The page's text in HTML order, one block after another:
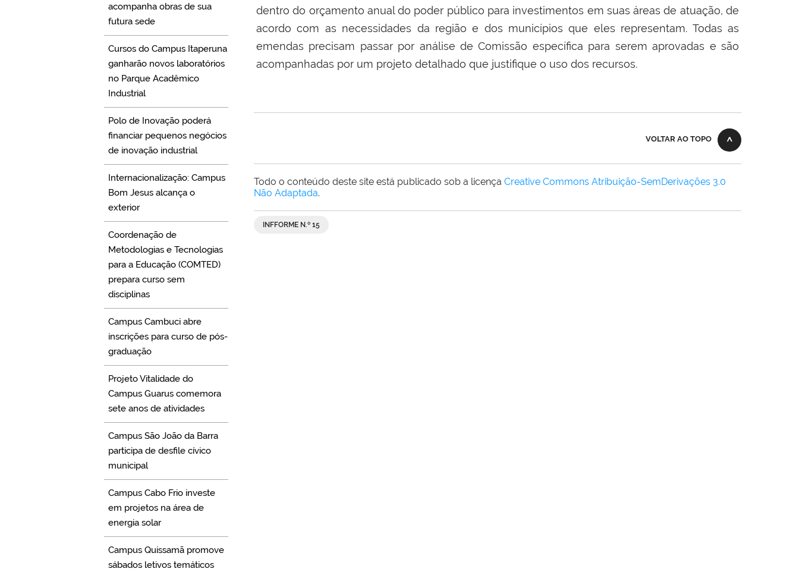
acompanha obras de sua
futura sede
Cursos do Campus Itaperuna
ganharão novos laboratórios
no Parque Acadêmico
Industrial
Polo de Inovação poderá
financiar pequenos negócios
de inovação industrial
Internacionalização: Campus
Bom Jesus alcança o
exterior
Coordenação de
Metodologias e Tecnologias
para a Educação (COMTED)
prepara curso sem
disciplinas
Campus Cambuci abre
inscrições para curso de pós-
graduação
Projeto Vitalidade do
Campus Guarus comemora
sete anos de atividades
Campus São João da Barra
participa de desfile cívico
municipal
Campus Cabo Frio investe
em projetos na área de
energia solar
Campus Quissamã promove
sábados letivos temáticos
dentro do orçamento anual do poder público para investimentos em suas áreas de atuação, de
acordo com as necessidades da região e dos municípios que eles representam. Todas as
emendas precisam passar por análise de Comissão específica para serem aprovadas e são
acompanhadas por um projeto detalhado que justifique o uso dos recursos.
VOLTAR AO TOPO
Todo o conteúdo deste site está publicado sob a licença Creative Commons Atribuição-SemDerivações 3.0
Não Adaptada.
INFFORME N.º 15